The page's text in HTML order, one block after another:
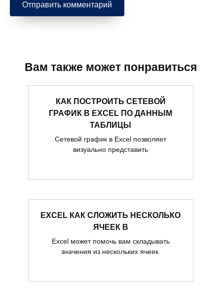
Вам также может понравиться
КАК ПОСТРОИТЬ СЕТЕВОЙ
ГРАФИК В EXCEL ПО ДАННЫМ
ТАБЛИЦЫ
Сетевой график в Excel позволяет
визуально представить
EXCEL КАК СЛОЖИТЬ НЕСКОЛЬКО
ЯЧЕЕК В
Excel может помочь вам складывать
значения из нескольких ячеек.